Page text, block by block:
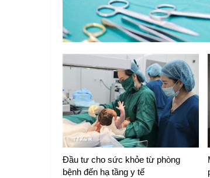
Đầu tư cho sức khỏe từ phòng
bệnh đến hạ tầng y tế